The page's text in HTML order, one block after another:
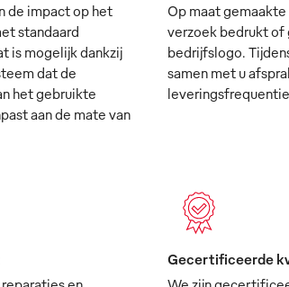
de impact op het
standaard
is mogelijk dankzij
dat de
het gebruikte
aan de mate van
Op maat
verzoek bedrukt of
bedrijfslogo.
samen met u
Gecertificeerde